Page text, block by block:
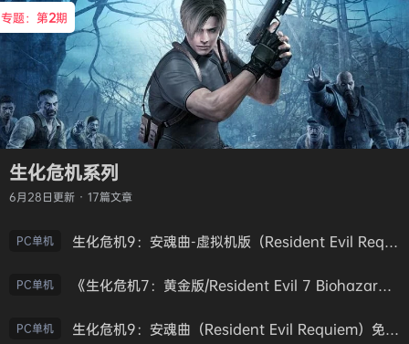
专题：第2期
生化危机系列
6月28日更新 · 17篇文章
PC单机 生化危机9：安魂曲-虚拟机版（Resident Evil Requiem HYPERVISOR）免安装中文版
PC单机 《生化危机7：黄金版/Resident Evil 7 Biohazard》免安装中文版
PC单机 生化危机9：安魂曲（Resident Evil Requiem）免安装中文版